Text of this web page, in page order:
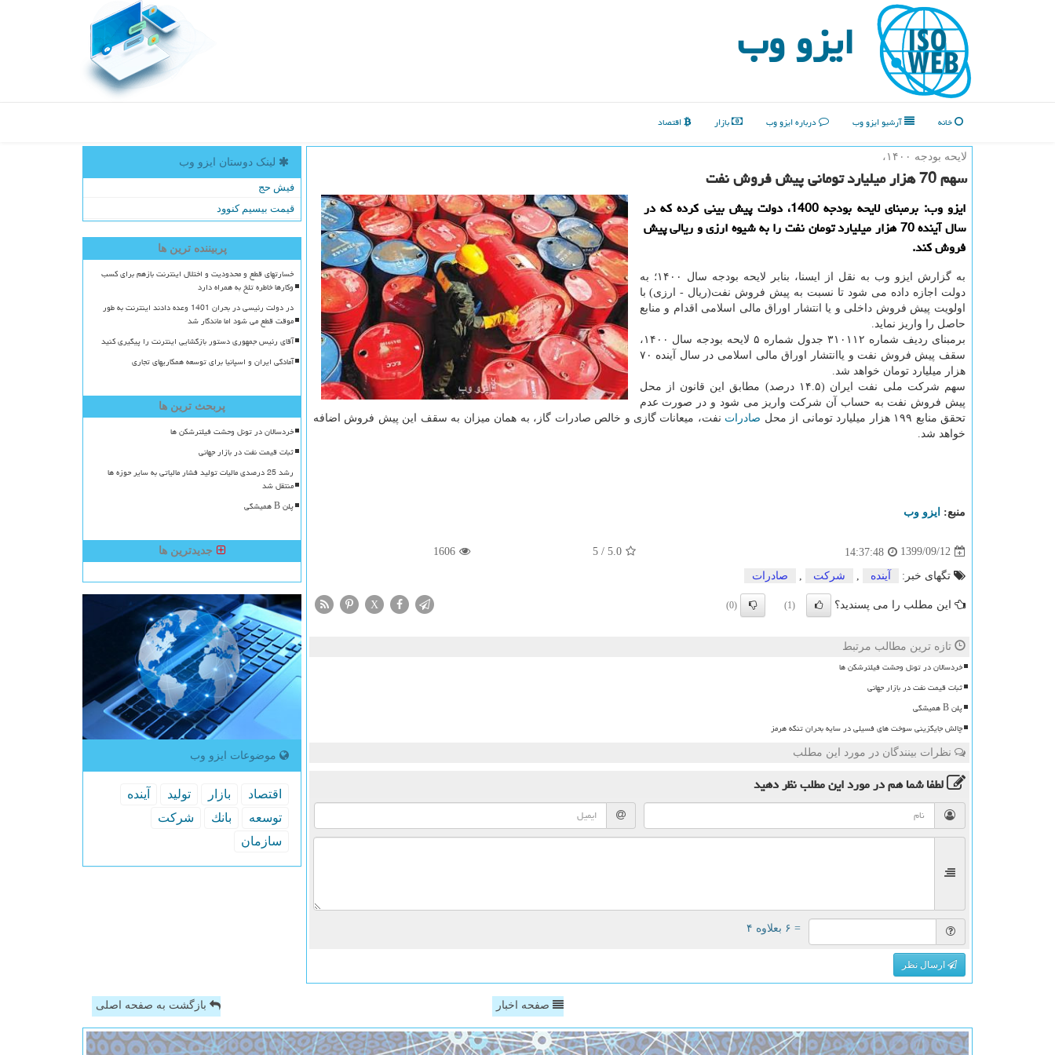
ایزو وب
خانه آرشیو ایزو وب درباره ایزو وب بازار اقتصاد
لایحه بودجه ۱۴۰۰،
سهم 70 هزار میلیارد تومانی پیش فروش نفت
ایزو وب: برمبنای لایحه بودجه 1400، دولت پیش بینی كرده كه در
سال آینده 70 هزار میلیارد تومان نفت را به شیوه ارزی و ریالی پیش
فروش كند.
به گزارش ایزو وب به نقل از ایسنا، بنابر لایحه بودجه سال ۱۴۰۰؛ به
دولت اجازه داده می شود تا نسبت به پیش فروش نفت(ریال - ارزی) با
اولویت پیش فروش داخلی و یا انتشار اوراق مالی اسلامی اقدام و منابع
حاصل را واریز نماید.
برمبنای ردیف شماره ۳۱۰۱۱۲ جدول شماره ۵ لایحه بودجه سال ۱۴۰۰،
سقف پیش فروش نفت و یاانتشار اوراق مالی اسلامی در سال آینده ۷۰
هزار میلیارد تومان خواهد شد.
سهم شرکت ملی نفت ایران (۱۴.۵ درصد) مطابق این قانون از محل
پیش فروش نفت به حساب آن شرکت واریز می شود و در صورت عدم
تحقق منابع ۱۹۹ هزار میلیارد تومانی از محل
صادرات نفت، میعانات گازی و خالص صادرات گاز، به همان میزان به سقف این پیش فروش اضافه
خواهد شد.
منبع: ایزو وب
1399/09/12
14:37:48
5.0
/
5
1606
تگهای خبر: آینده شركت صادرات
این مطلب را می پسندید؟ (1)
(0)
X
تازه ترین مطالب مرتبط
خردسالان در تونل وحشت فیلترشکن ها
ثبات قیمت نفت در بازار جهانی
پلن B همیشگی
چالش جایگزینی سوخت های فسیلی در سایه بحران تنگه هرمز
نظرات بینندگان در مورد این مطلب
لطفا شما همدر مورد این مطلبنظر دهید
= ۶ بعلاوه ۴
ارسال نظر
لینک دوستان ایزو وب
فیش حج
قیمت بیسیم کنوود
پربیننده ترین ها
خسارتهای قطع و محدودیت و اختلال اینترنت بازهم برای کسب
وکارها خاطره تلخ به همراه دارد
در دولت رئیسی در بحران 1401 وعده دادند اینترنت به طور
موقت قطع می شود اما ماندگار شد
آقای رئیس جمهوری دستور بازگشایی اینترنت را پیگیری کنید
آمادگی ایران و اسپانیا برای توسعه همکاریهای تجاری
پربحث ترین ها
خردسالان در تونل وحشت فیلترشکن ها
ثبات قیمت نفت در بازار جهانی
رشد 25 درصدی مالیات تولید فشار مالیاتی به سایر حوزه ها
منتقل شد
پلن B همیشگی
جدیدترین ها
موضوعات ایزو وب
اقتصاد بازار تولید
آینده
توسعه
بانك
شركت
سازمان
صفحه اخبار بازگشت به صفحه اصلی